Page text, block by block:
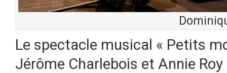
Le spectacle musical « Petits
Jérôme Charlebois et Annie